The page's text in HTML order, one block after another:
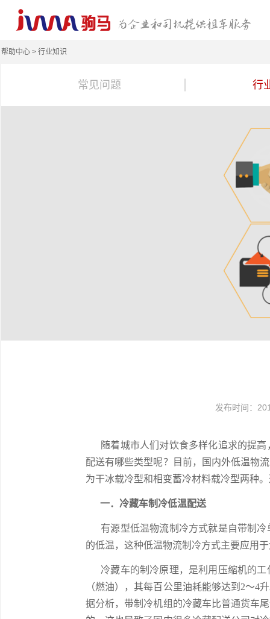
帮助中心 > 行业知识
常见问题 行
发布时间：
随着城市人们对饮食多样化追求的提高
配送有哪些类型呢？目前，国内外低温物
为干冰载冷型和相变蓄冷材料载冷型两种
一．冷藏车制冷低温配送
有源型低温物流制冷方式就是自带制冷
的低温，这种低温物流制冷方式主要应用
冷藏车的制冷原理，是利用压缩机的工
（燃油），其每百公里油耗能够达到2～4
据分析，带制冷机组的冷藏车比普通货车